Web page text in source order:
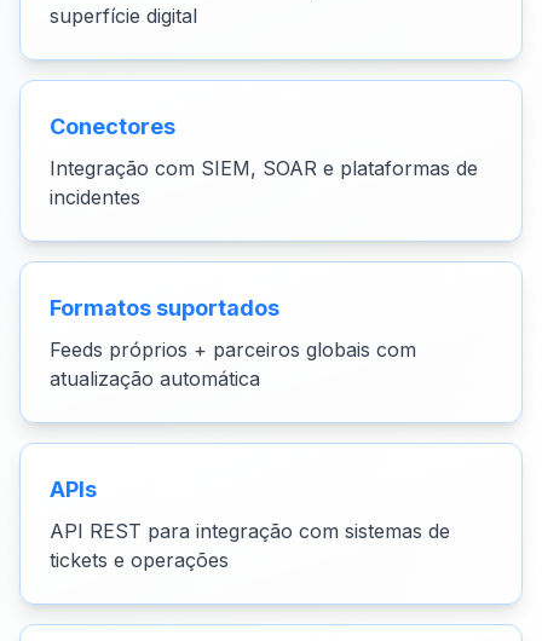
superfície digital
Conectores
Integração com SIEM, SOAR e plataformas de
incidentes
Formatos suportados
Feeds próprios + parceiros globais com
atualização automática
APIs
API REST para integração com sistemas de
tickets e operações